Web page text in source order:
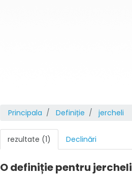
Principala Definiție jercheli
rezultate (1) Declinări
O definiție pentru jercheli